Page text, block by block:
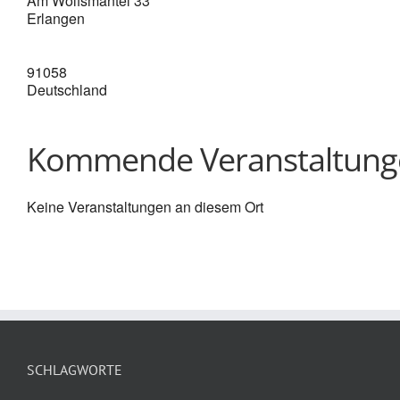
Erlangen
91058
Deutschland
Kommende
Keine Veranstaltungen an diesem Ort
SCHLAGWORTE